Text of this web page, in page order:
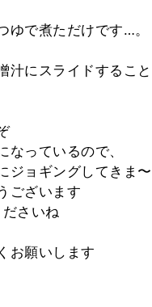
ゆで煮ただけです…。
汁にスライドするこ
っているので、
ジョギングしてきま
ございます
さいね
お願いします